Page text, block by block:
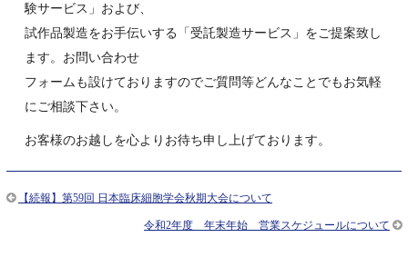
験サービス」および、
試作品製造をお手伝いする「受託製造サービス」をご提案致し
ます。お問い合わせ
フォームも設けておりますのでご質問等どんなことでもお気軽
にご相談下さい。
お客様のお越しを心よりお待ち申し上げております。
【続報】第59回 日本臨床細胞学会秋期大会について
令和2年度 年末年始 営業スケジュールについて